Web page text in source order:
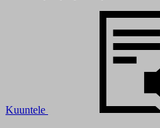
Kuuntele